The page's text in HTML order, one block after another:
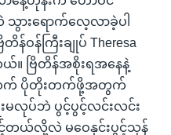
းရောက်လေ့လာခဲ့ပါ
န်ဝန်ကြီးချုပ် Theresa
။ ဗြိတိန်အစိုးရအနေနဲ့
ထက် ပိုတိုးတက်ဖို့အတွက်
းမလုပ်ဘဲ ပွင့်ပွင့်လင်းလင်း
င့်တယ်လို့လဲ မဝေနှင်းပွင့်သုန်